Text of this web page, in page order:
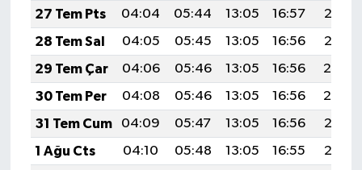
27 Tem Pts
04:04 05:44 13:05 16:57
20:16
28 Tem Sal
04:05 05:45 13:05 16:56
20:15
29 Tem Çar
04:06 05:46 13:05 16:56
20:14
30 Tem Per
04:08 05:46 13:05 16:56
20:14
31 Tem Cum
04:09 05:47 13:05 16:56
20:13
1 Ağu Cts
04:10 05:48 13:05 16:55
20:12